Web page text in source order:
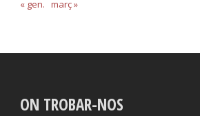
« gen. març »
ON TROBAR-NOS